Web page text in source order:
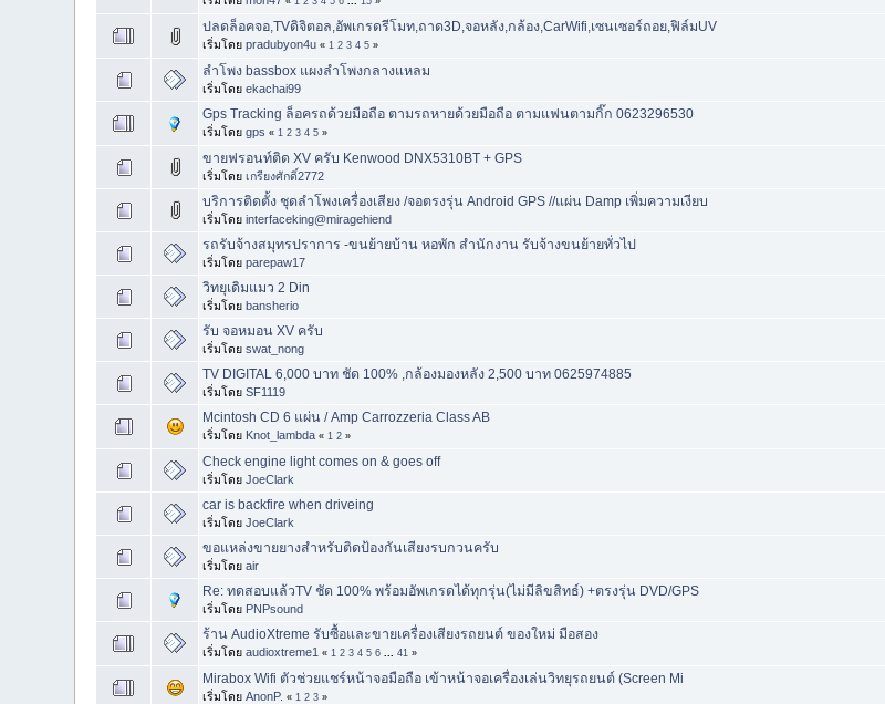
ปลดล็อคจอ,TVดิจิตอล,อัพเกรดรีโมท,ถาด3D,จอหลัง,กล้อง,CarWifi,เซนเซอร์ถอย,ฟิล์มUV
เริ่มโดยpradubyon4u « 1 2 3 4 5 »
ลำโพง bassbox แผงลำโพงกลางแหลม
เริ่มโดยekachai99
Gps Tracking ล็อครถด้วยมือถือ ตามรถหายด้วยมือถือ ตามแฟนตามกิ๊ก 0623296530
เริ่มโดยgps « 1 2 3 4 5 »
ขายฟรอนท์ติด XV ครับ Kenwood DNX5310BT + GPS
เริ่มโดยเกรียงศักดิ์2772
บริการติดตั้ง ชุดลำโพงเครื่องเสียง /จอตรงรุ่น Android GPS //แผ่น Damp เพิ่มความเงียบ
เริ่มโดยinterfaceking@miragehiend
รถรับจ้างสมุทรปราการ -ขนย้ายบ้าน หอพัก สำนักงาน รับจ้างขนย้ายทั่วไป
เริ่มโดยparepaw17
วิทยุเดิมแมว 2 Din
เริ่มโดยbansherio
รับ จอหมอน XV ครับ
เริ่มโดยswat_nong
TV DIGITAL 6,000 บาท ชัด 100% ,กล้องมองหลัง 2,500 บาท 0625974885
เริ่มโดยSF1119
Mcintosh CD 6 แผ่น / Amp Carrozzeria Class AB
เริ่มโดย Knot_lambda « 1 2 »
Check engine light comes on & goes off
เริ่มโดยJoeClark
car is backfire when driveing
เริ่มโดยJoeClark
ขอแหล่งขายยางสำหรับติดป้องกันเสียงรบกวนครับ
เริ่มโดยair
Re: ทดสอบแล้วTV ชัด 100% พร้อมอัพเกรดได้ทุกรุ่น(ไม่มีลิขสิทธ์) +ตรงรุ่น DVD/GPS
เริ่มโดย PNPsound
ร้าน AudioXtreme รับซื้อและขายเครื่องเสียงรถยนต์ ของใหม่ มือสอง
เริ่มโดยaudioxtreme1 « 1 2 3 4 5 6 ...41 »
Mirabox Wifi ตัวช่วยแชร์หน้าจอมือถือ เข้าหน้าจอเครื่องเล่นวิทยุรถยนต์ (Screen Mi
เริ่มโดยAnonP. « 1 2 3 »